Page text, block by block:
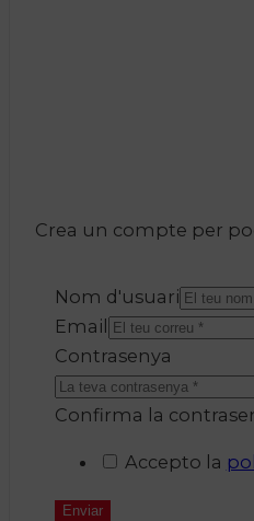
Crea un compte per
Nom d'usuari
Email
Contrasenya
Confirma la
Accepto la
Enviar